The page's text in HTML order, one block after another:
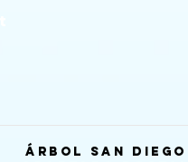
Árbol San Diego